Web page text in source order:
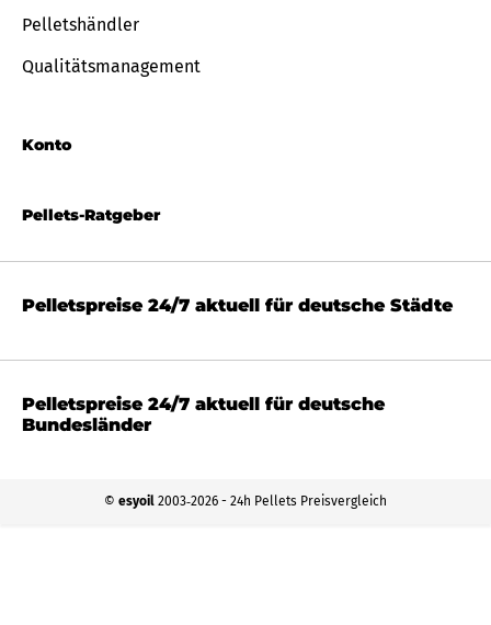
Pellets-Ratgeber
Pelletshändler
Qualitätsmanagement
Konto
Pelletspreise 24/7 aktuell für deutsche Städte
Pelletspreise 24/7 aktuell für deutsche
Bundesländer
© esyoil 2003‐2026 - 24h Pellets Preisvergleich